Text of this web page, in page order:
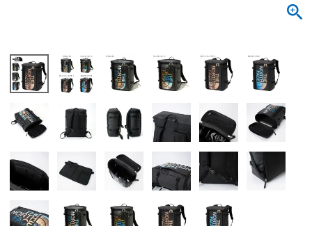
ウェア
Parade
SKECHERS
moz
new balance
ワークシューズ
ブーツ
ウェア
Parade
SKECHERS
ブーツ
Parade
SKECHERS
new balance
asics
キッズSALE
ボディバッグ
ハンドバッグ
トートバッグ
ショルダーバッグ
すべての商品
ケア用品
雑貨
店舗一覧
ご利用ガイド
会員サービス
お問い合わせ